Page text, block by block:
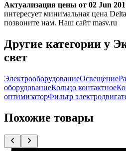
Актуализация цены от 02 Jun
интересует минимальная цена
позвоните нам. Наш сайт masv.ru
Другие категории у
свет
ЭлектрооборудованиеОсвещение
оборудованиеКольцо контактное
оптимизаторФильтр
Похожие товары